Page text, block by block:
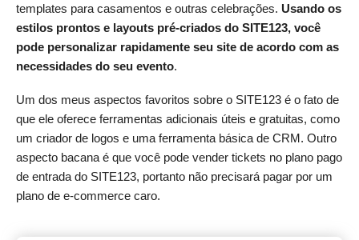
templates para casamentos e outras celebrações. Usando os
estilos prontos e layouts pré-criados do SITE123, você
pode personalizar rapidamente seu site de acordo com as
necessidades do seu evento.
Um dos meus aspectos favoritos sobre o SITE123 é o fato de
que ele oferece ferramentas adicionais úteis e gratuitas, como
um criador de logos e uma ferramenta básica de CRM. Outro
aspecto bacana é que você pode vender tickets no plano pago
de entrada do SITE123, portanto não precisará pagar por um
plano de e-commerce caro.